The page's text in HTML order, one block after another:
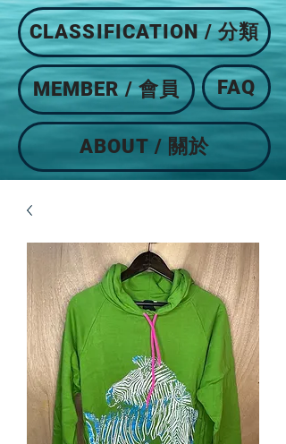
CLASSIFICATION / 分類
MEMBER / 會員 FAQ
ABOUT / 關於